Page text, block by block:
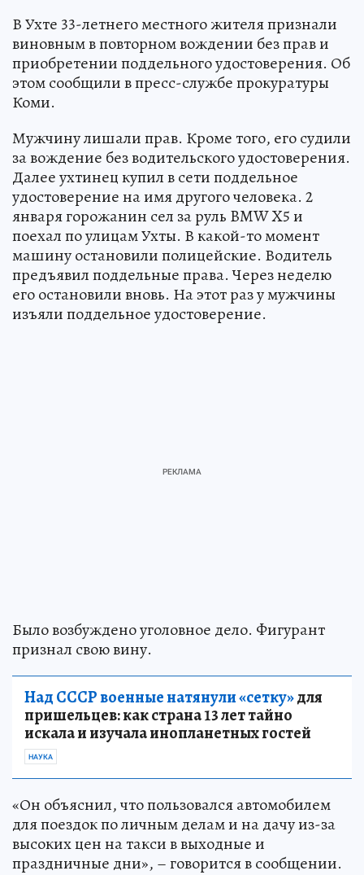
В Ухте 33-летнего местного жителя признали
виновным в повторном вождении без прав и
приобретении поддельного удостоверения. Об
этом сообщили в пресс-службе прокуратуры
Коми.
Мужчину лишали прав. Кроме того, его судили
за вождение без водительского удостоверения.
Далее ухтинец купил в сети поддельное
удостоверение на имя другого человека. 2
января горожанин сел за руль BMW X5 и
поехал по улицам Ухты. В какой-то момент
машину остановили полицейские. Водитель
предъявил поддельные права. Через неделю
его остановили вновь. На этот раз у мужчины
изъяли поддельное удостоверение.
Было возбуждено уголовное дело. Фигурант
признал свою вину.
Над СССР военные натянули «сетку»для
пришельцев: как страна 13 лет тайно
искала и изучала инопланетных гостей
НАУКА
«Он объяснил, что пользовался автомобилем
для поездок по личным делам и на дачу из-за
высоких цен на такси в выходные и
праздничные дни», – говорится в сообщении.